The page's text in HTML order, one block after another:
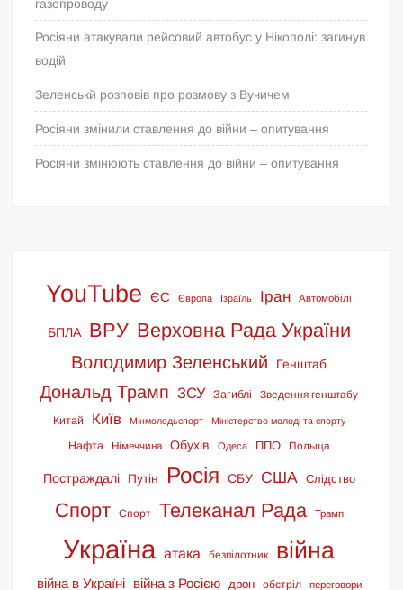
газопроводу
Росіяни атакували рейсовий автобус у Нікополі: загинув
водій
Зеленськй розповів про розмову з Вучичем
Росіяни змінили ставлення до війни – опитування
Росіяни змінюють ставлення до війни – опитування
YouTube ЄС Європа Ізраїль Іран Автомобілі
БПЛА ВРУ Верховна Рада України
Володимир Зеленський Генштаб
Дональд Трамп ЗСУ Загиблі Зведення генштабу
Китай Київ Мінмолодьспорт Міністерство молоді та спорту
Нафта Німеччина Обухів Одеса ППО Польща
Постраждалі Путін Росія СБУ США Слідство
Спорт Спорт Телеканал Рада Трамп
Україна атака безпілотник війна
війна в Україні війна з Росією дрон обстріл переговори